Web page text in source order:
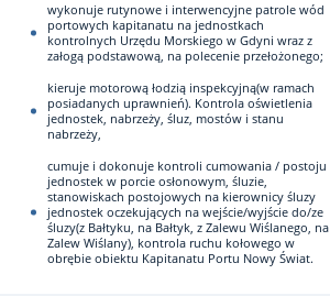
wykonuje rutynowe i interwencyjne patrole wód
portowych kapitanatu na jednostkach
kontrolnych Urzędu Morskiego w Gdyni wraz z
załogą podstawową, na polecenie przełożonego;
kieruje motorową łodzią inspekcyjną(w ramach
posiadanych uprawnień). Kontrola oświetlenia
jednostek, nabrzeży, śluz, mostów i stanu
nabrzeży,
cumuje i dokonuje kontroli cumowania / postoju
jednostek w porcie osłonowym, śluzie,
stanowiskach postojowych na kierownicy śluzy
jednostek oczekujących na wejście/wyjście do/ze
śluzy(z Bałtyku, na Bałtyk, z Zalewu Wiślanego, na
Zalew Wiślany), kontrola ruchu kołowego w
obrębie obiektu Kapitanatu Portu Nowy Świat.